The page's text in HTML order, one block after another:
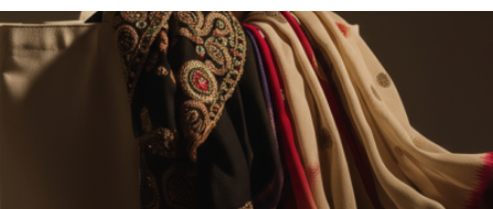
Orecchini Indiani
in Ottone
Bracciali eco in
Gommalacca -
Bangles
Shopper Iuta e
Sari
Sciarpe